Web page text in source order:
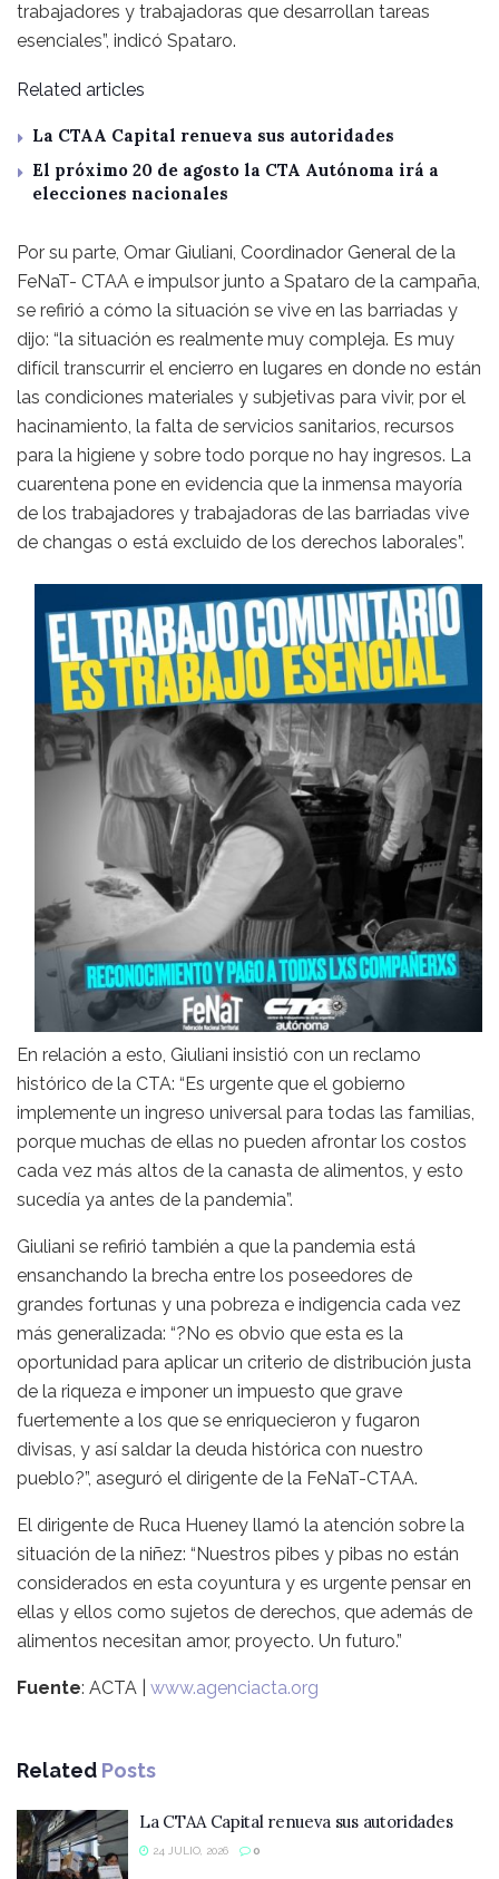
trabajadores y trabajadoras que desarrollan tareas
esenciales”, indicó Spataro.
Related articles
La CTAA Capital renueva sus autoridades
El próximo 20 de agosto la CTA Autónoma irá a
elecciones nacionales
Por su parte, Omar Giuliani, Coordinador General de la
FeNaT- CTAA e impulsor junto a Spataro de la campaña,
se refirió a cómo la situación se vive en las barriadas y
dijo: “la situación es realmente muy compleja. Es muy
difícil transcurrir el encierro en lugares en donde no están
las condiciones materiales y subjetivas para vivir, por el
hacinamiento, la falta de servicios sanitarios, recursos
para la higiene y sobre todo porque no hay ingresos. La
cuarentena pone en evidencia que la inmensa mayoría
de los trabajadores y trabajadoras de las barriadas vive
de changas o está excluido de los derechos laborales”.
En relación a esto, Giuliani insistió con un reclamo
histórico de la CTA: “Es urgente que el gobierno
implemente un ingreso universal para todas las familias,
porque muchas de ellas no pueden afrontar los costos
cada vez más altos de la canasta de alimentos, y esto
sucedía ya antes de la pandemia”.
Giuliani se refirió también a que la pandemia está
ensanchando la brecha entre los poseedores de
grandes fortunas y una pobreza e indigencia cada vez
más generalizada: “?No es obvio que esta es la
oportunidad para aplicar un criterio de distribución justa
de la riqueza e imponer un impuesto que grave
fuertemente a los que se enriquecieron y fugaron
divisas, y así saldar la deuda histórica con nuestro
pueblo?”, aseguró el dirigente de la FeNaT-CTAA.
El dirigente de Ruca Hueney llamó la atención sobre la
situación de la niñez: “Nuestros pibes y pibas no están
considerados en esta coyuntura y es urgente pensar en
ellas y ellos como sujetos de derechos, que además de
alimentos necesitan amor, proyecto. Un futuro.”
Fuente: ACTA | www.agenciacta.org
Related Posts
La CTAA Capital renueva sus autoridades
24 JULIO, 2026 0